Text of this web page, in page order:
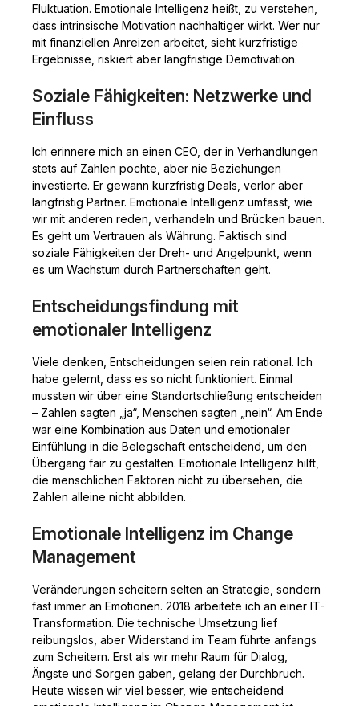
Fluktuation. Emotionale Intelligenz heißt, zu verstehen,
dass intrinsische Motivation nachhaltiger wirkt. Wer nur
mit finanziellen Anreizen arbeitet, sieht kurzfristige
Ergebnisse, riskiert aber langfristige Demotivation.
Soziale Fähigkeiten: Netzwerke und
Einfluss
Ich erinnere mich an einen CEO, der in Verhandlungen
stets auf Zahlen pochte, aber nie Beziehungen
investierte. Er gewann kurzfristig Deals, verlor aber
langfristig Partner. Emotionale Intelligenz umfasst, wie
wir mit anderen reden, verhandeln und Brücken bauen.
Es geht um Vertrauen als Währung. Faktisch sind
soziale Fähigkeiten der Dreh- und Angelpunkt, wenn
es um Wachstum durch Partnerschaften geht.
Entscheidungsfindung mit
emotionaler Intelligenz
Viele denken, Entscheidungen seien rein rational. Ich
habe gelernt, dass es so nicht funktioniert. Einmal
mussten wir über eine Standortschließung entscheiden
– Zahlen sagten „ja“, Menschen sagten „nein“. Am Ende
war eine Kombination aus Daten und emotionaler
Einfühlung in die Belegschaft entscheidend, um den
Übergang fair zu gestalten. Emotionale Intelligenz hilft,
die menschlichen Faktoren nicht zu übersehen, die
Zahlen alleine nicht abbilden.
Emotionale Intelligenz im Change
Management
Veränderungen scheitern selten an Strategie, sondern
fast immer an Emotionen. 2018 arbeitete ich an einer IT-
Transformation. Die technische Umsetzung lief
reibungslos, aber Widerstand im Team führte anfangs
zum Scheitern. Erst als wir mehr Raum für Dialog,
Ängste und Sorgen gaben, gelang der Durchbruch.
Heute wissen wir viel besser, wie entscheidend